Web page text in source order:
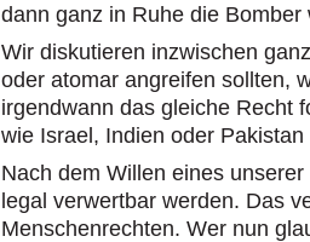
dann ganz in Ruhe die Bomber
Wir diskutieren inzwischen
oder atomar angreifen sollten,
irgendwann das gleiche Recht
wie Israel, Indien oder
Nach dem Willen eines
legal verwertbar werden. Das
Menschenrechten. Wer nun